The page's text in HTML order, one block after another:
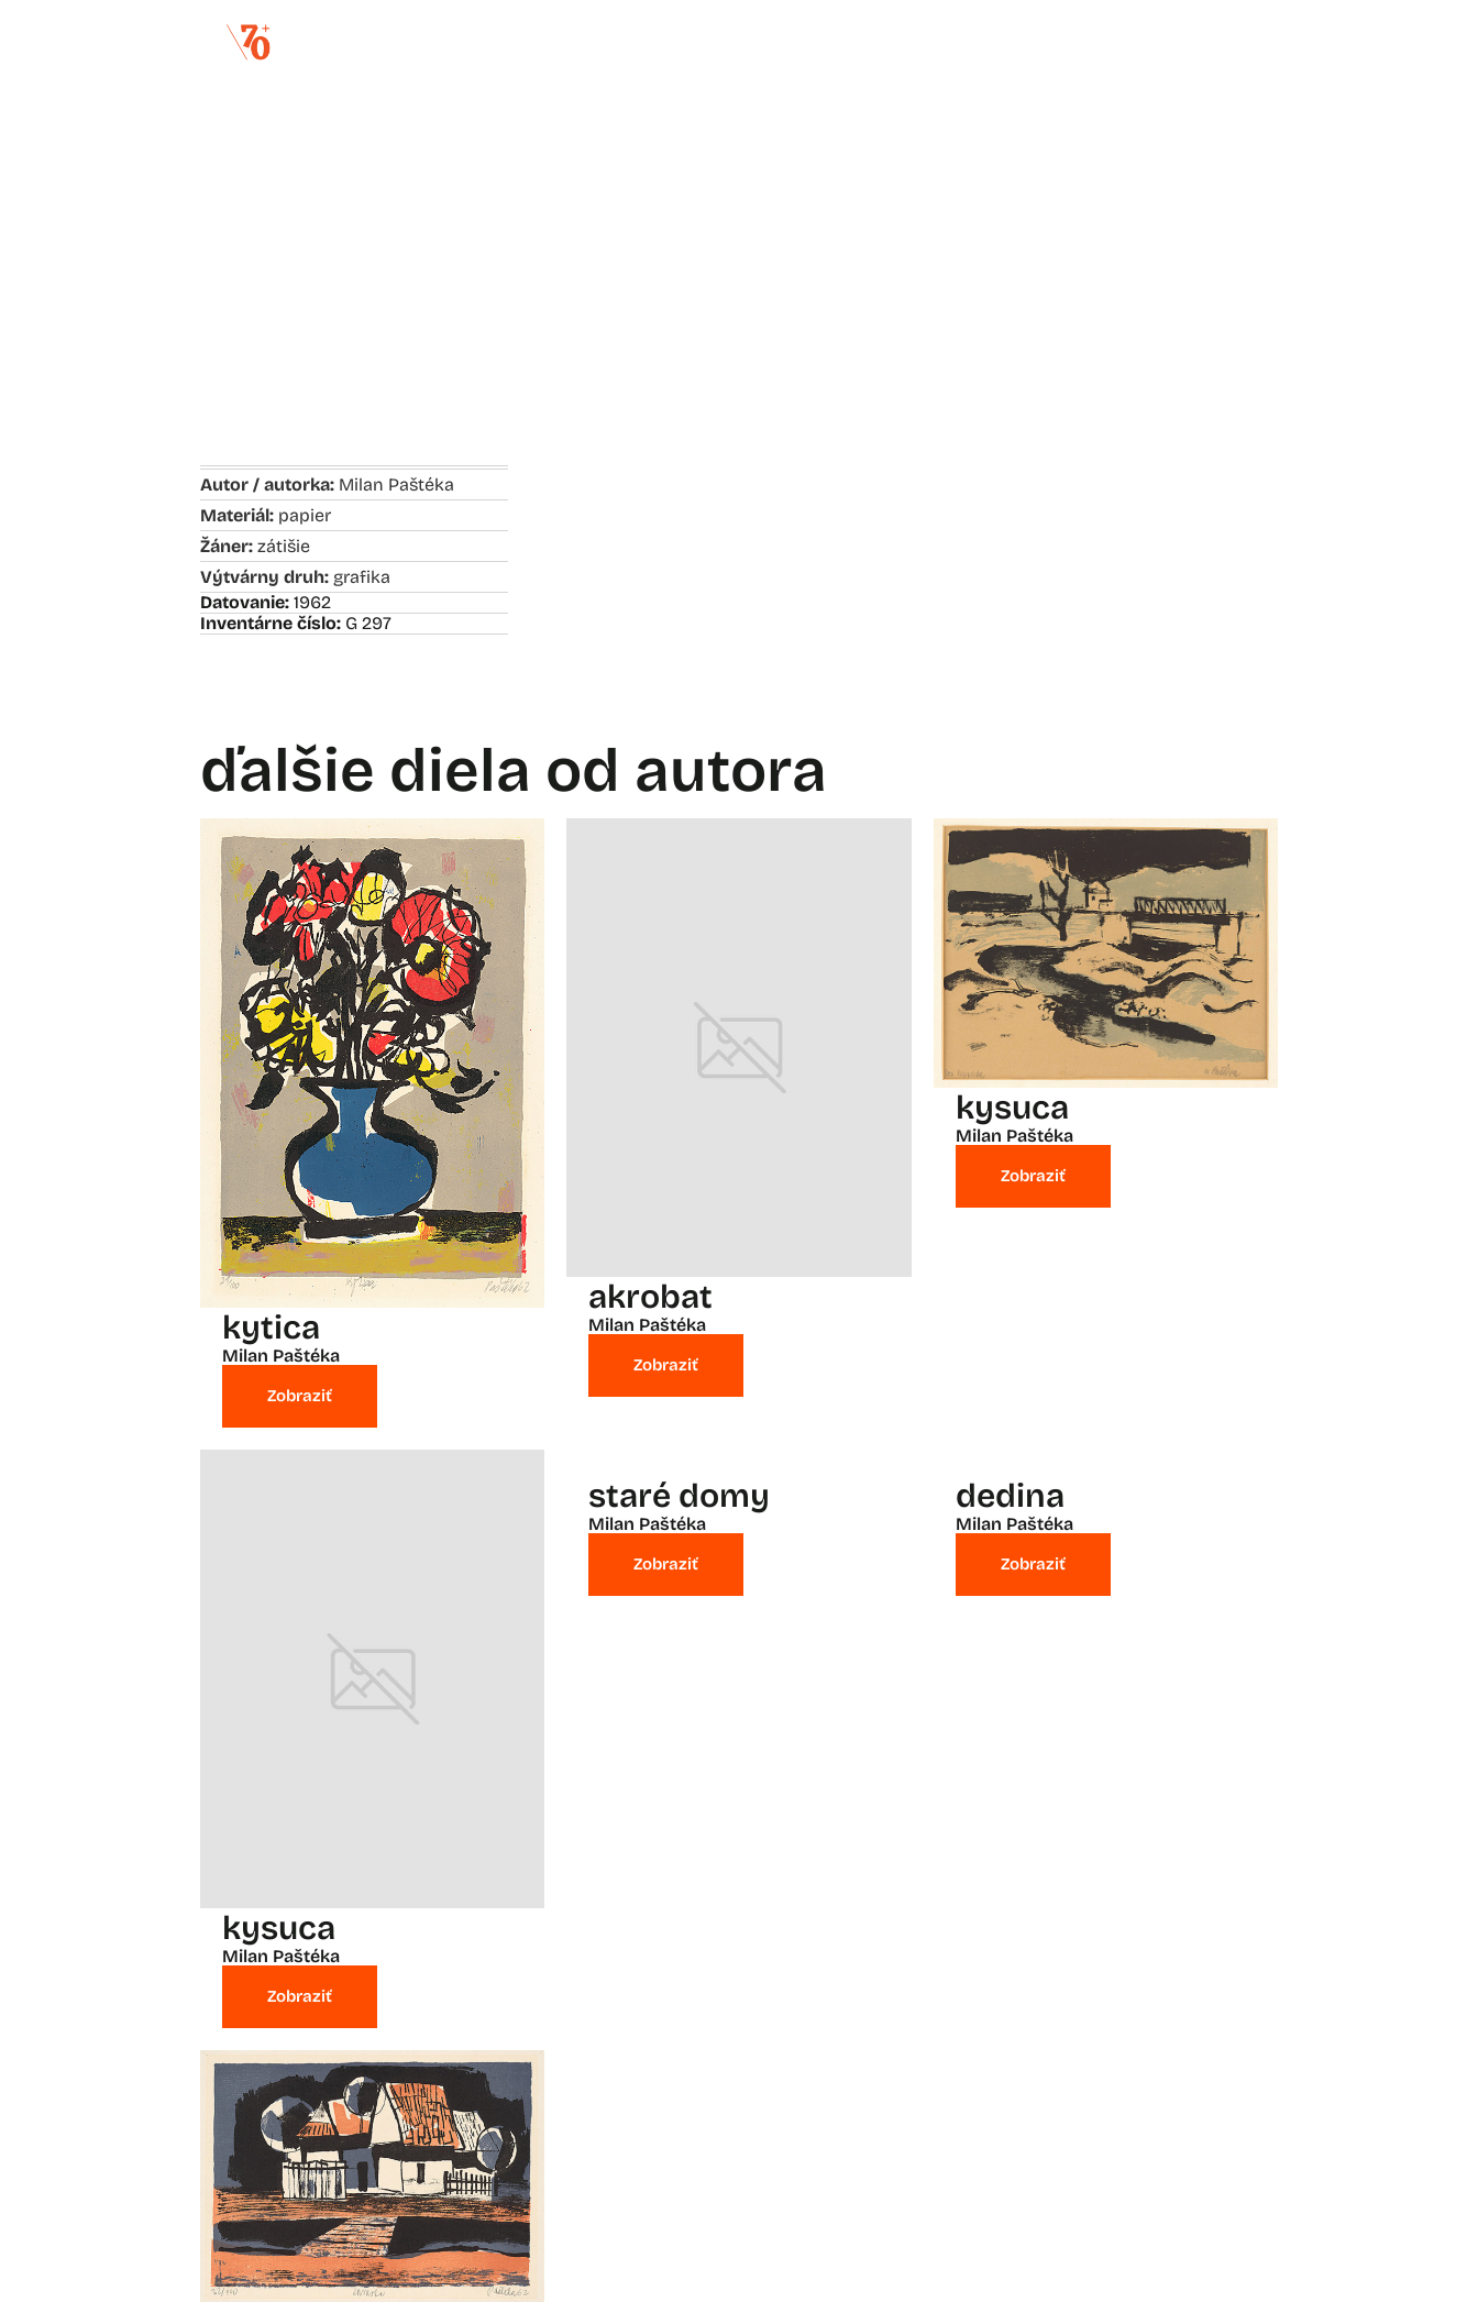
Autor / autorka: Milan Paštéka
Materiál: papier
Žáner: zátišie
Výtvárny druh: grafika
Datovanie: 1962
Inventárne číslo: G 297
ďalšie diela od autora
kytica
Milan Paštéka
Zobraziť
akrobat
Milan Paštéka
Zobraziť
kysuca
Milan Paštéka
Zobraziť
kysuca
Milan Paštéka
Zobraziť
staré domy
Milan Paštéka
Zobraziť
dedina
Milan Paštéka
Zobraziť